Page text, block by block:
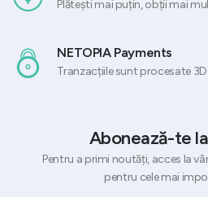
Plătești mai puțin, obții mai
NETOPIA Payments
Tranzacțiile sunt procesate
Abonează-te
Pentru a primi noutăți, acces la
pentru cele mai